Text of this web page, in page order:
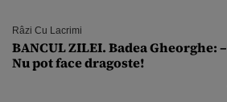
Râzi Cu Lacrimi
BANCUL ZILEI. Badea Gheorghe: –
Nu pot face dragoste!